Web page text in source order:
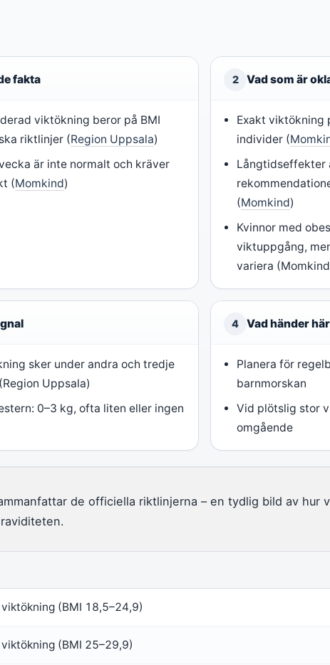
fakta
viktökning beror på BMI
riktlinjer (Region Uppsala)
är inte normalt och kräver
(Momkind)
2 Vad som är
Exakt viktökning
individer (
Långtidseffekter
(Momkind)
Kvinnor med
viktuppgång,
variera
sker under andra och tredje
Uppsala)
0–3 kg, ofta liten eller ingen
4 Vad händer
Planera för
barnmorskan
Vid plötslig stor
omgående
de officiella riktlinjerna – en tydlig bild av hur
(BMI 18,5–24,9)
(BMI 25–29,9)